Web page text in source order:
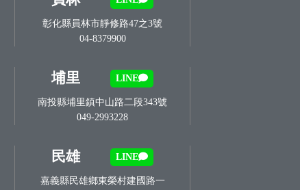
彰化縣員林市靜修路47之3號
04-8379900
埔里 LINE
南投縣埔里鎮中山路二段343號
049-2993228
民雄 LINE
嘉義縣民雄鄉東榮村建國路一